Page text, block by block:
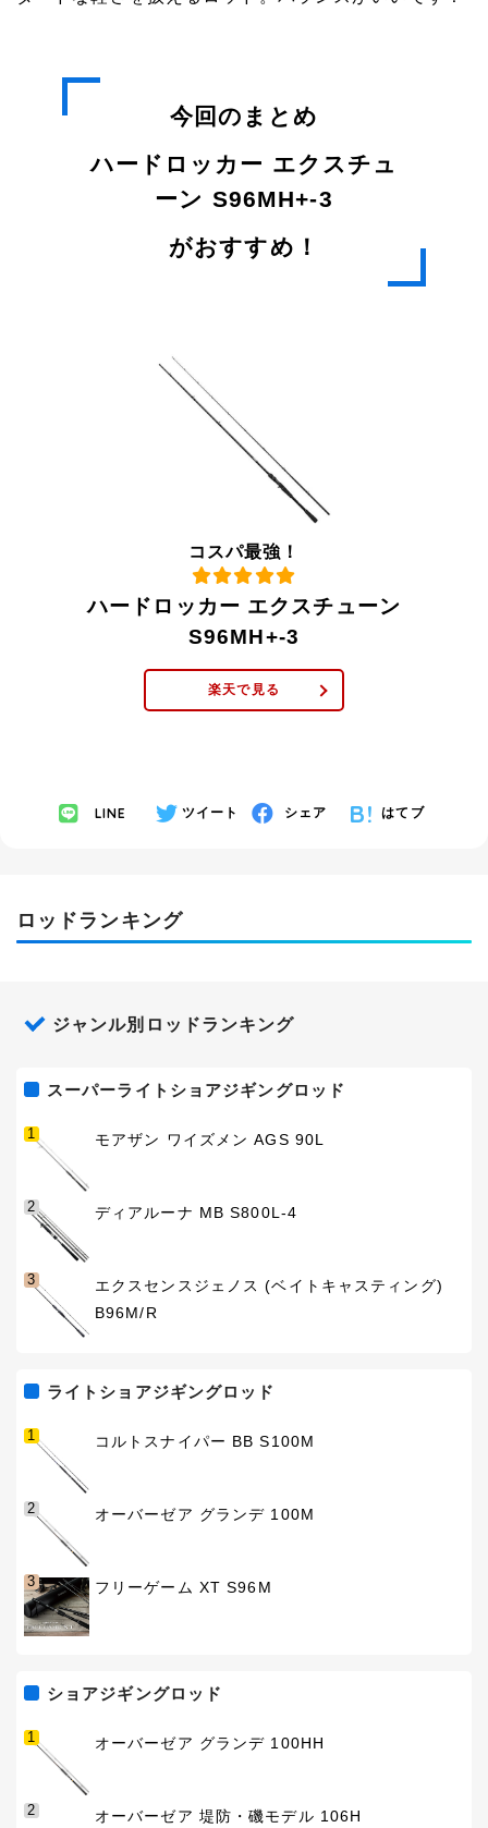
今回のまとめ
ハードロッカー エクスチュ
ーン S96MH+-3
がおすすめ！
コスパ最強！
ハードロッカー エクスチューン
S96MH+-3
楽天で見る
LINE ツイート シェア はてブ
ロッドランキング
ジャンル別ロッドランキング
スーパーライトショアジギングロッド
1 モアザン ワイズメン AGS 90L
2 ディアルーナ MB S800L-4
3
エクスセンスジェノス (ベイトキャスティング)
B96M/R
ライトショアジギングロッド
1 コルトスナイパー BB S100M
2 オーバーゼア グランデ 100M
3 フリーゲーム XT S96M
ショアジギングロッド
1 オーバーゼア グランデ 100HH
2 オーバーゼア 堤防・磯モデル 106H